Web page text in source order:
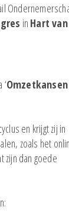
in Hart van
en krijgt zij in
zoals het
zijn dan goede